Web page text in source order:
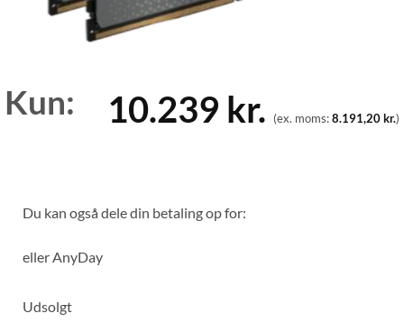
Kun: 10.239 kr. (ex. moms:8.191,20kr.)
Du kan også dele din betaling op for:
ellerAnyDay
Udsolgt